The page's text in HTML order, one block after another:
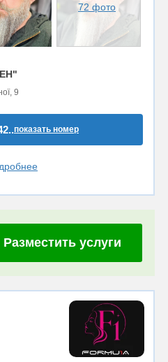
72 фото
9
показать номер
Разместить услуги